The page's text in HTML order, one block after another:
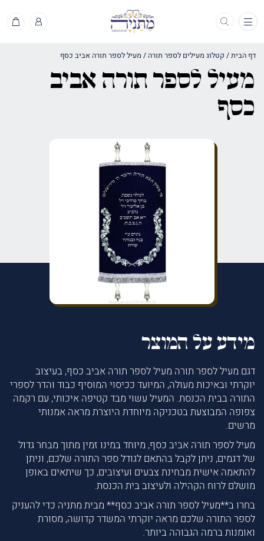
תפריט
דף הבית/ קטלוג מעילים לספר תורה / מעיל לספר תורה אביב כסף
מעיל לספר תורה אביב
כסף
מידע על המוצר
דגם מעיל לספר תורה מעיל לספר תורה אביב כסף, בעיצוב
יוקרתי ובאיכות מעולה, המיועד ככיסוי המוסיף כבוד והדר לספרי
התורה בבית הכנסת. המעיל עשוי מבד קטיפה איכותי, עם רקמה
צפופה המבוצעת בטכניקה מיוחדת היוצרת מראה אמנותי
מרשים.
מעיל לספר תורה אביב כסף, מיוחד במינו זמין מתוך מבחר גדול
של דגמים, ניתן לקבל בהתאם לגודל ספר התורה שלכם, וניתן
להתאמה אישית מבחינת צבעים ועיצובים, כך שיתאים באופן
מושלם לרוח הקהילה ולעיצוב בית הכנסת.
בחרו ב**מעיל לספר תורה אביב כסף** מבית מתניה כדי להעניק
לספר התורה שלכם מראה יוקרתי המשדר קדושה, מסורת
ואומנות ברמה הגבוהה ביותר.